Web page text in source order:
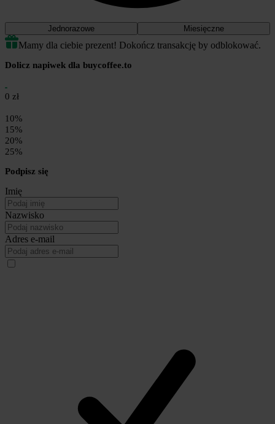
Jednorazowe Miesięczne
Mamy dla ciebie prezent! Dokończ transakcję by odblokować.
Dolicz napiwek dla buycoffee.to
0 zł
10%
15%
20%
25%
Podpisz się
Imię
Nazwisko
Adres e-mail